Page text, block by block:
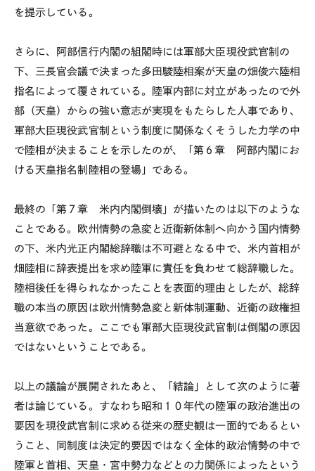
を提示している。
さらに、阿部信行内閣の組閣時には軍部大臣現役武官制の
下、三長官会議で決まった多田駿陸相案が天皇の畑俊六陸相
指名によって覆されている。陸軍内部に対立があったので外
部（天皇）からの強い意志が実現をもたらした人事であり、
軍部大臣現役武官制という制度に関係なくそうした力学の中
で陸相が決まることを示したのが、「第６章 阿部内閣にお
ける天皇指名制陸相の登場」である。
最終の「第７章 米内内閣倒壊」が描いたのは以下のような
ことである。欧州情勢の急変と近衛新体制へ向かう国内情勢
の下、米内光正内閣総辞職は不可避となる中で、米内首相が
畑陸相に辞表提出を求め陸軍に責任を負わせて総辞職した。
陸相後任を得られなかったことを表面的理由としたが、総辞
職の本当の原因は欧州情勢急変と新体制運動、近衛の政権担
当意欲であった。ここでも軍部大臣現役武官制は倒閣の原因
ではないということである。
以上の議論が展開されたあと、「結論」として次のように著
者は論じている。すなわち昭和１０年代の陸軍の政治進出の
要因を現役武官制に求める従来の歴史観は一面的であるとい
うこと、同制度は決定的要因ではなく全体的政治情勢の中で
陸軍と首相、天皇・宮中勢力などとの力関係によったという